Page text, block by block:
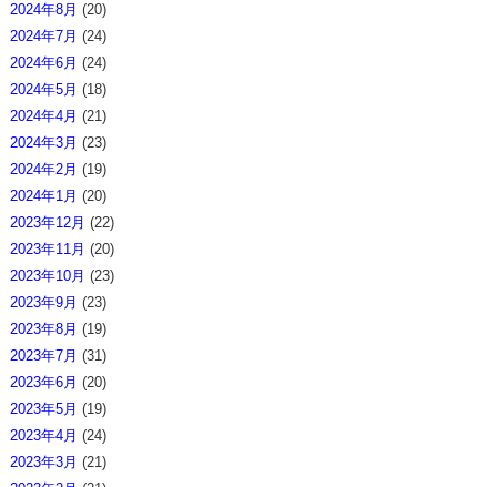
2024年8月 (20)
2024年7月 (24)
2024年6月 (24)
2024年5月 (18)
2024年4月 (21)
2024年3月 (23)
2024年2月 (19)
2024年1月 (20)
2023年12月 (22)
2023年11月 (20)
2023年10月 (23)
2023年9月 (23)
2023年8月 (19)
2023年7月 (31)
2023年6月 (20)
2023年5月 (19)
2023年4月 (24)
2023年3月 (21)